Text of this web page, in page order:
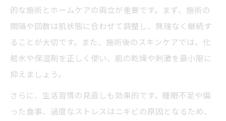
的な施術とホームケアの両立が重要です。まず、施術の
間隔や回数は肌状態に合わせて調整し、無理なく継続す
ることが大切です。また、施術後のスキンケアでは、化
粧水や保湿剤を正しく使い、肌の乾燥や刺激を最小限に
抑えましょう。
さらに、生活習慣の見直しも効果的です。睡眠不足や偏
った食事、過度なストレスはニキビの原因となるため、